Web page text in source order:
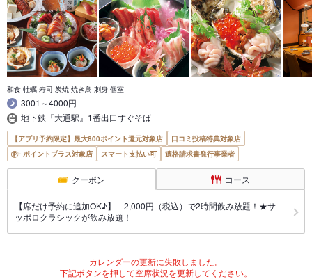
和食 牡蠣 寿司 炭焼 焼き鳥 刺身 個室
3001～4000円
地下鉄『大通駅』1番出口すぐそば
【アプリ予約限定】最大800ポイント還元対象店
口コミ投稿特典対象店
ポイントプラス対象店
スマート支払い可 適格請求書発行事業者
クーポン コース
【席だけ予約に追加OK♪】 2,000円（税込）で2時間飲み放題！★サ
ッポロクラシックが飲み放題！
カレンダーの更新に失敗しました。
下記ボタンを押して空席状況を更新してください。